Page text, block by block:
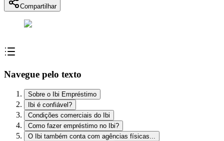
Compartilhar
Navegue pelo texto
Sobre o Ibi Empréstimo
Ibi é confiável?
Condições comerciais do Ibi
Como fazer empréstimo no Ibi?
O Ibi também conta com agências físicas...